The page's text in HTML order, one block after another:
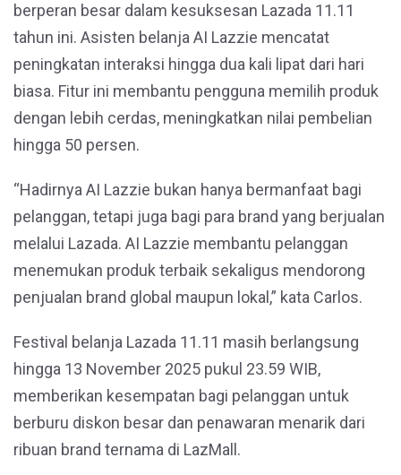
berperan besar dalam kesuksesan Lazada 11.11
tahun ini. Asisten belanja AI Lazzie mencatat
peningkatan interaksi hingga dua kali lipat dari hari
biasa. Fitur ini membantu pengguna memilih produk
dengan lebih cerdas, meningkatkan nilai pembelian
hingga 50 persen.
“Hadirnya AI Lazzie bukan hanya bermanfaat bagi
pelanggan, tetapi juga bagi para brand yang berjualan
melalui Lazada. AI Lazzie membantu pelanggan
menemukan produk terbaik sekaligus mendorong
penjualan brand global maupun lokal,” kata Carlos.
Festival belanja Lazada 11.11 masih berlangsung
hingga 13 November 2025 pukul 23.59 WIB,
memberikan kesempatan bagi pelanggan untuk
berburu diskon besar dan penawaran menarik dari
ribuan brand ternama di LazMall.